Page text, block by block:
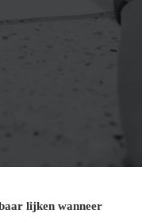
lijken wanneer